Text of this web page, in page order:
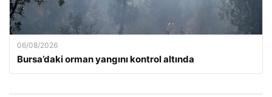
06/08/2026
Bursa’daki orman yangını kontrol altında